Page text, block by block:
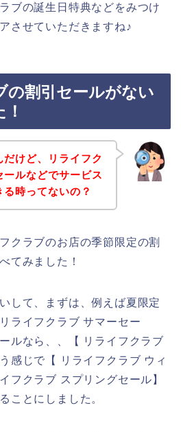
ブの誕生日特典などをみつけ
させていただきますね♪
の割引セールがない
けど、リライフク
ルなどでサービス
時ってないの？
クラブのお店の季節限定の割
てみました！
して、まずは、例えば夏限定
ライフクラブ サマーセー
ルなら、、【 リライフクラブ
感じで【 リライフクラブ ウィ
フクラブ スプリングセール】
ことにしました。